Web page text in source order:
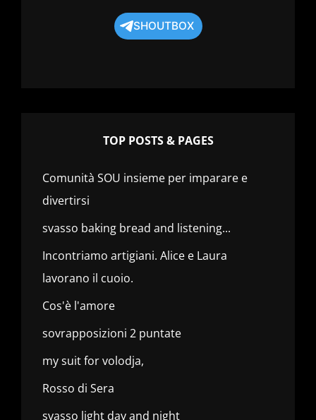
SHOUTBOX
TOP POSTS & PAGES
Comunità SOU insieme per imparare e
divertirsi
svasso baking bread and listening...
Incontriamo artigiani. Alice e Laura
lavorano il cuoio.
Cos'è l'amore
sovrapposizioni 2 puntate
my suit for volodja,
Rosso di Sera
svasso light day and night